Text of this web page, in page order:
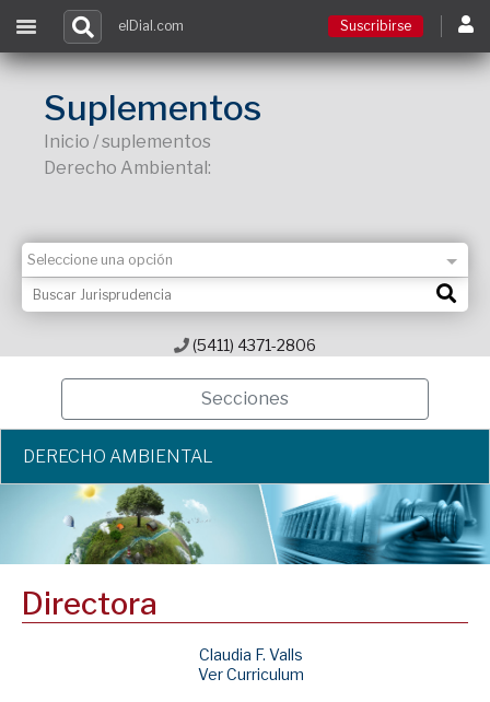
elDial.com Suscribirse
Suplementos
Inicio / suplementos
Derecho Ambiental:
(5411) 4371-2806
Secciones
DERECHO AMBIENTAL
Directora
Claudia F. Valls
Ver Curriculum